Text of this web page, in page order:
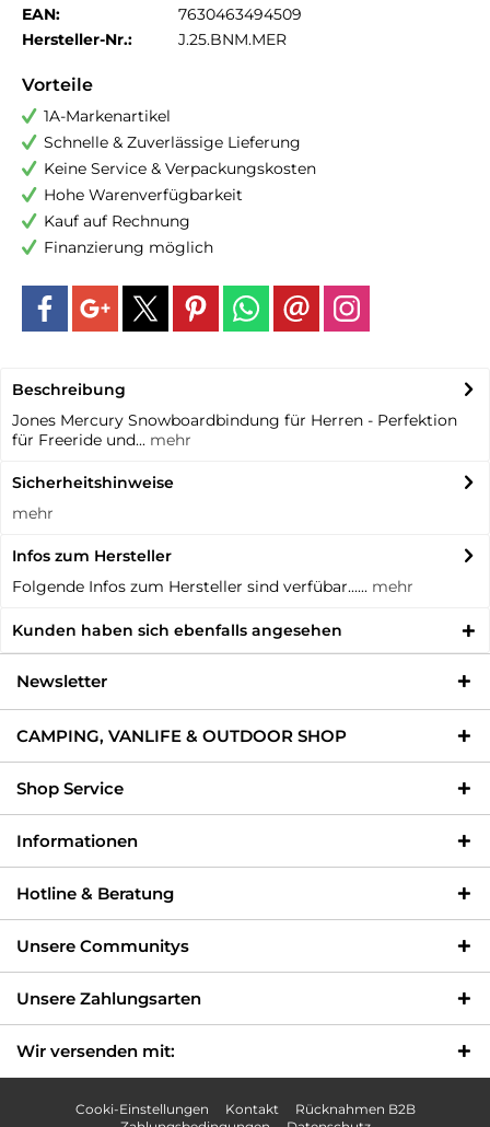
EAN:
7630463494509
Hersteller-Nr.:
J.25.BNM.MER
Vorteile
1A-Markenartikel
Schnelle & Zuverlässige Lieferung
Keine Service & Verpackungskosten
Hohe Warenverfügbarkeit
Kauf auf Rechnung
Finanzierung möglich
Beschreibung
Jones Mercury Snowboardbindung für Herren - Perfektion
für Freeride und... mehr
Sicherheitshinweise
mehr
Infos zum Hersteller
Folgende Infos zum Hersteller sind verfübar...... mehr
Kunden haben sich ebenfalls angesehen
Newsletter
CAMPING, VANLIFE & OUTDOOR SHOP
Shop Service
Informationen
Hotline & Beratung
Unsere Communitys
Unsere Zahlungsarten
Wir versenden mit:
Cooki-Einstellungen Kontakt
Rücknahmen B2B